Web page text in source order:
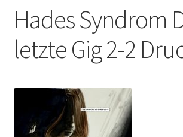
Hades Syndrom
letzte Gig 2-2